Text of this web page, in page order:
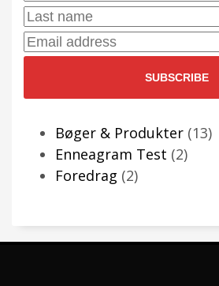
Name:
Last
Name:
Email
Address:
Bøger & Produkter 1313
Enneagram Test 22
Foredrag 22